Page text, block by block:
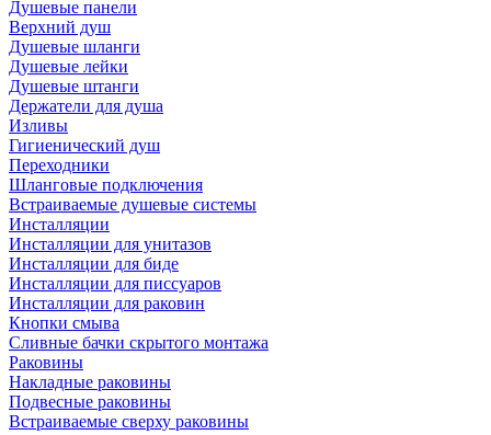
Душевые панели
Верхний душ
Душевые шланги
Душевые лейки
Душевые штанги
Держатели для душа
Изливы
Гигиенический душ
Переходники
Шланговые подключения
Встраиваемые душевые системы
Инсталляции
Инсталляции для унитазов
Инсталляции для биде
Инсталляции для писсуаров
Инсталляции для раковин
Кнопки смыва
Сливные бачки скрытого монтажа
Раковины
Накладные раковины
Подвесные раковины
Встраиваемые сверху раковины